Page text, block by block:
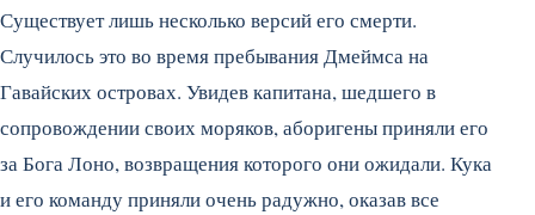
Существует лишь несколько версий его смерти.
Случилось это во время пребывания Дмеймса на
Гавайских островах. Увидев капитана, шедшего в
сопровождении своих моряков, аборигены приняли его
за Бога Лоно, возвращения которого они ожидали. Кука
и его команду приняли очень радужно, оказав все